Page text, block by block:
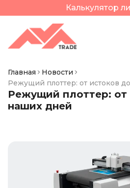
Калькулятор
Главная
Новости
Режущий плоттер: от истоков
Режущий плоттер: от
наших дней